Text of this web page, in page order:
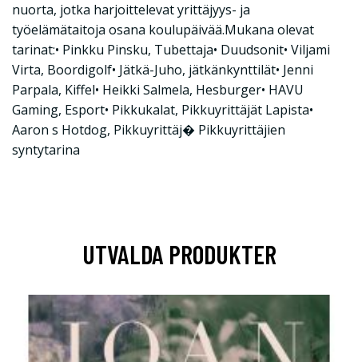
nuorta, jotka harjoittelevat yrittäjyys- ja
työelämätaitoja osana koulupäivää.Mukana olevat
tarinat:• Pinkku Pinsku, Tubettaja• Duudsonit• Viljami
Virta, Boordigolf• Jätkä-Juho, jätkänkynttilät• Jenni
Parpala, Kiffel• Heikki Salmela, Hesburger• HAVU
Gaming, Esport• Pikkukalat, Pikkuyrittäjät Lapista•
Aaron s Hotdog, Pikkuyrittäj� Pikkuyrittäjien
syntytarina
UTVALDA PRODUKTER